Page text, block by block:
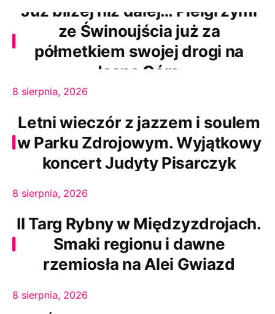
Już bliżej niż dalej… Pielgrzymi
ze Świnoujścia już za
półmetkiem swojej drogi na
Jasną Górę.
8 sierpnia, 2026
Letni wieczór z jazzem i soulem
w Parku Zdrojowym. Wyjątkowy
koncert Judyty Pisarczyk
8 sierpnia, 2026
II Targ Rybny w Międzyzdrojach.
Smaki regionu i dawne
rzemiosła na Alei Gwiazd
8 sierpnia, 2026